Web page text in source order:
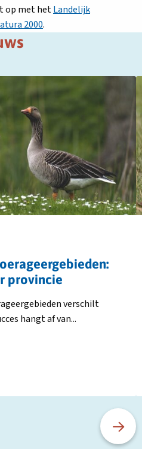
op met hetLandelijk
2000.
provincie
verschilt
hangt af van...
je